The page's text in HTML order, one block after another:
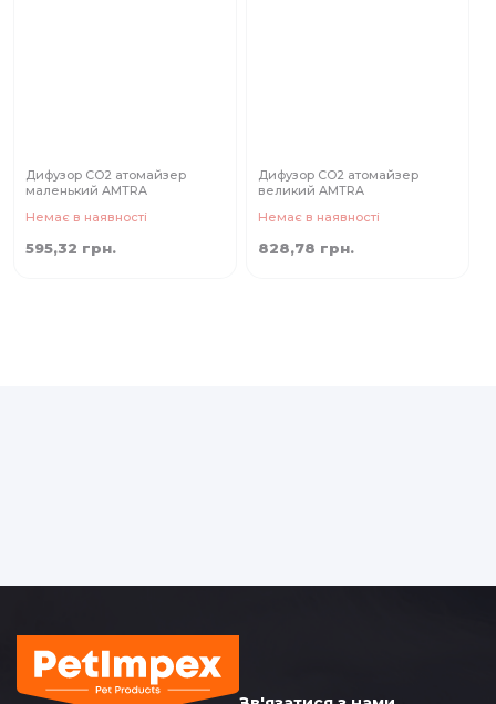
Дифузор CO2 атомайзер
маленький AMTRA
Немає в наявності
595,32 грн.
Дифузор CO2 атомайзер
великий AMTRA
Немає в наявності
828,78 грн.